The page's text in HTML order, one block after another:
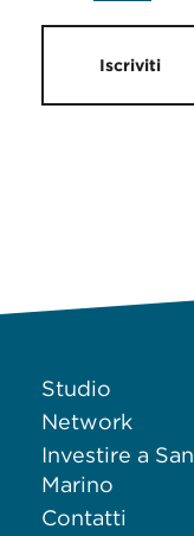
Iscriviti
Studio
Network
Investire a San
Marino
Contatti